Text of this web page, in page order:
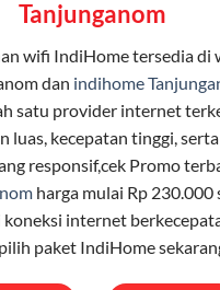
Tanjunganom
wifi IndiHometersedia di
dan indihome
satu provider internet
luas, kecepatan tinggi,
responsif,cek Promo
harga mulai Rp 230.000
internet
pilih paket IndiHome